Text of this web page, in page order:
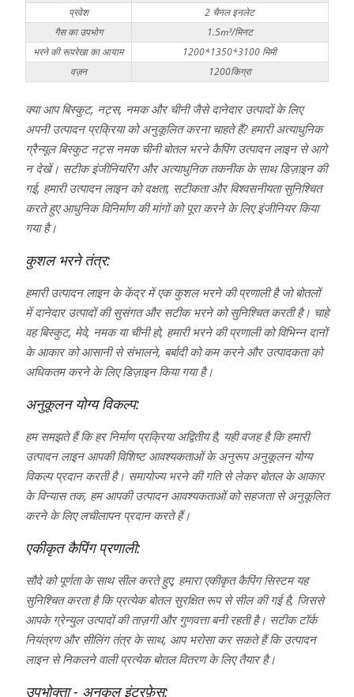
प्रवेश
2 चैनल इनलेट
गैस का उपभोग
1.5m³/मिनट
भरने की रूपरेखा का आयाम
1200*1350*3100 मिमी
वज़न
1200किग्रा
क्या आप बिस्कुट, नट्स, नमक और चीनी जैसे दानेदार उत्पादों के लिए
अपनी उत्पादन प्रक्रिया को अनुकूलित करना चाहते हैं? हमारी अत्याधुनिक
ग्रैन्यूल बिस्कुट नट्स नमक चीनी बोतल भरने कैपिंग उत्पादन लाइन से आगे
न देखें। सटीक इंजीनियरिंग और अत्याधुनिक तकनीक के साथ डिज़ाइन की
गई, हमारी उत्पादन लाइन को दक्षता, सटीकता और विश्वसनीयता सुनिश्चित
करते हुए आधुनिक विनिर्माण की मांगों को पूरा करने के लिए इंजीनियर किया
गया है।
कुशल भरने तंत्र:
हमारी उत्पादन लाइन के केंद्र में एक कुशल भरने की प्रणाली है जो बोतलों
में दानेदार उत्पादों की सुसंगत और सटीक भरने को सुनिश्चित करती है। चाहे
वह बिस्कुट, मेवे, नमक या चीनी हो, हमारी भरने की प्रणाली को विभिन्न दानों
के आकार को आसानी से संभालने, बर्बादी को कम करने और उत्पादकता को
अधिकतम करने के लिए डिज़ाइन किया गया है।
अनुकूलन योग्य विकल्प:
हम समझते हैं कि हर निर्माण प्रक्रिया अद्वितीय है, यही वजह है कि हमारी
उत्पादन लाइन आपकी विशिष्ट आवश्यकताओं के अनुरूप अनुकूलन योग्य
विकल्प प्रदान करती है। समायोज्य भरने की गति से लेकर बोतल के आकार
के विन्यास तक, हम आपकी उत्पादन आवश्यकताओं को सहजता से अनुकूलित
करने के लिए लचीलापन प्रदान करते हैं।
एकीकृत कैपिंग प्रणाली:
सौदे को पूर्णता के साथ सील करते हुए, हमारा एकीकृत कैपिंग सिस्टम यह
सुनिश्चित करता है कि प्रत्येक बोतल सुरक्षित रूप से सील की गई है, जिससे
आपके ग्रेन्युल उत्पादों की ताज़गी और गुणवत्ता बनी रहती है। सटीक टॉर्क
नियंत्रण और सीलिंग तंत्र के साथ, आप भरोसा कर सकते हैं कि उत्पादन
लाइन से निकलने वाली प्रत्येक बोतल वितरण के लिए तैयार है।
उपभोक्ता - अनुकूल इंटरफ़ेस: